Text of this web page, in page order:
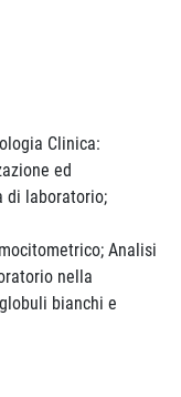
Clinica:
ed
di laboratorio;
Analisi
nella
bianchi e